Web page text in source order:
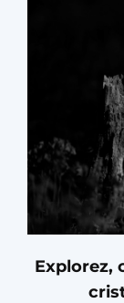
Explorez,